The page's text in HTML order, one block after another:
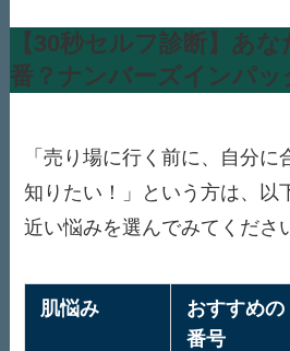
【30秒セルフ診断】あ
番？ナンバーズインパッ
「売り場に行く前に、自分に
知りたい！」という方は、以
近い悩みを選んでみてくださ
肌悩み
おすすめの
番号